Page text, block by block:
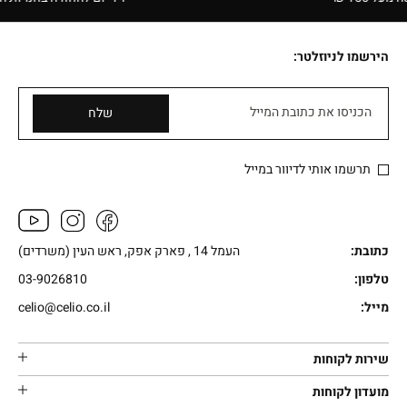
הירשמו לניוזלטר:
הכניסו את כתובת המייל שלח
תרשמו אותי לדיוור במייל
כתובת:
העמל 14 , פארק אפק, ראש העין (משרדים)
טלפון:
03-9026810
מייל:
celio@celio.co.il
שירות לקוחות
מועדון לקוחות